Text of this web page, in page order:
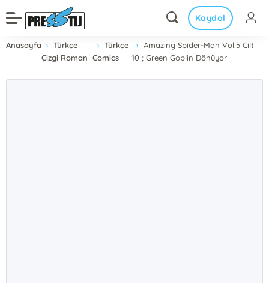
Kaydol
Anasayfa
Türkçe
Çizgi Roman
Türkçe
Comics
Amazing Spider-Man Vol.5 Cilt
10 ; Green Goblin Dönüyor